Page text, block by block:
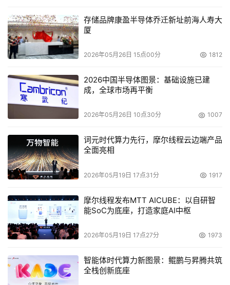
存储品牌康盈半导体乔迁新址前海人寿大
厦
2026年05月26日 15点00分 1812
2026中国半导体图景：基础设施已建
成，全球市场再平衡
2026年05月26日 10点30分 1007
词元时代算力先行，摩尔线程云边端产品
全面亮相
2026年05月19日 17点31分 1917
摩尔线程发布MTT AICUBE：以自研智
能SoC为底座，打造家庭AI中枢
2026年05月19日 17点27分 1973
智能体时代算力新图景：鲲鹏与昇腾共筑
全栈创新底座